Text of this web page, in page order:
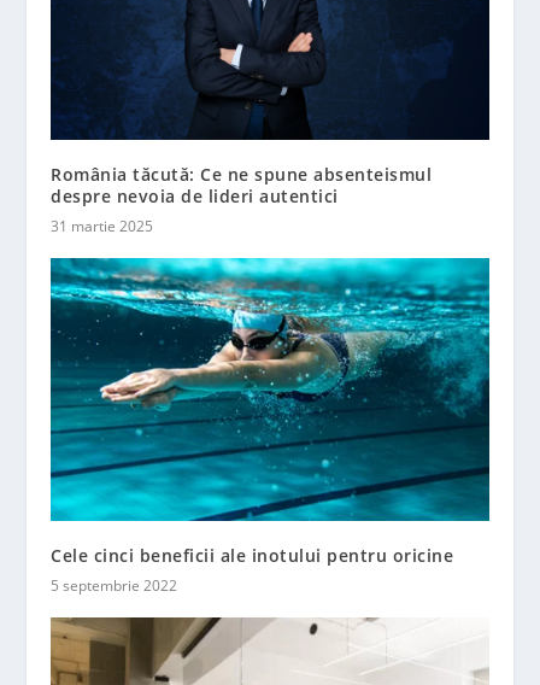
România tăcută: Ce ne spune absenteismul
despre nevoia de lideri autentici
31 martie 2025
Cele cinci beneficii ale inotului pentru oricine
5 septembrie 2022